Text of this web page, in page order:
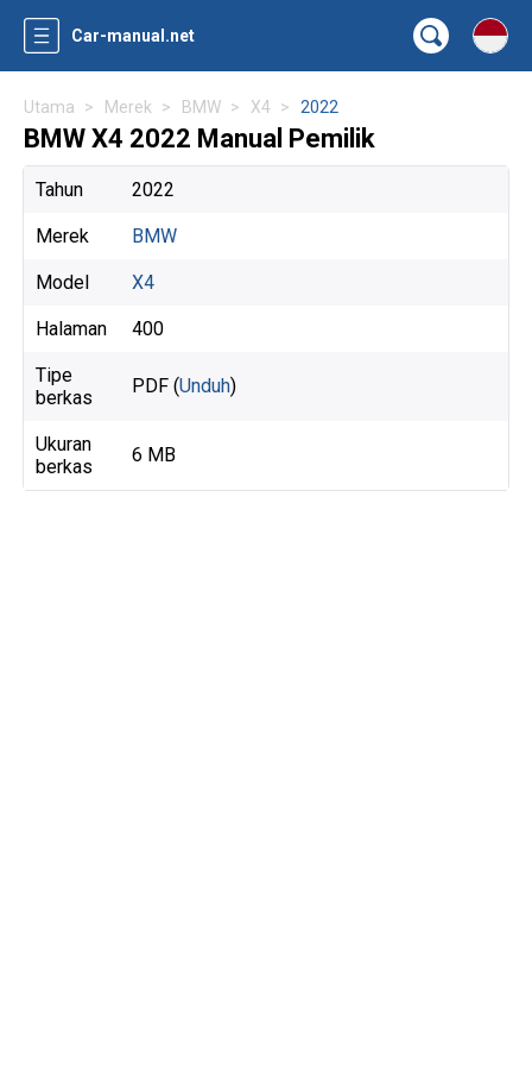
Car-manual.net
Utama Merek BMW X4 2022
BMW X4 2022 Manual Pemilik
Tahun 2022
Merek BMW
Model X4
Halaman 400
Tipe
berkas
PDF (Unduh)
Ukuran
berkas
6 MB